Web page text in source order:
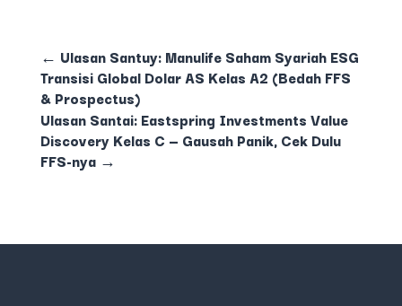
← Ulasan Santuy: Manulife Saham Syariah ESG
Transisi Global Dolar AS Kelas A2 (Bedah FFS
& Prospectus)
Ulasan Santai: Eastspring Investments Value
Discovery Kelas C — Gausah Panik, Cek Dulu
FFS-nya→